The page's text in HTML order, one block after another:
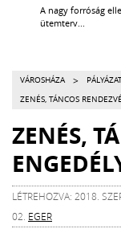
A nagy forróság
ütemterv...
VÁROSHÁZA >
ZENÉS, TÁNCOS
ZENÉS,
LÉTREHOZVA: 2018.
02. EGER